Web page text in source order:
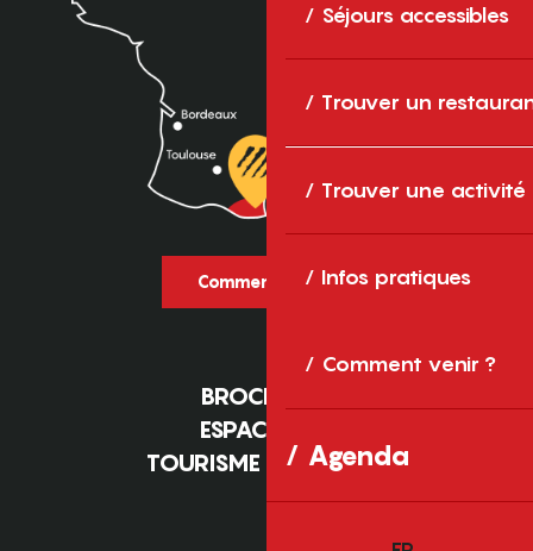
Séjours accessibles
Trouver un
Trouver une activité
Infos pratiques
Comment venir ?
Agenda
Comment venir ?
BROCHURES
ESPACE PRO
TOURISME D'AFFAIRES